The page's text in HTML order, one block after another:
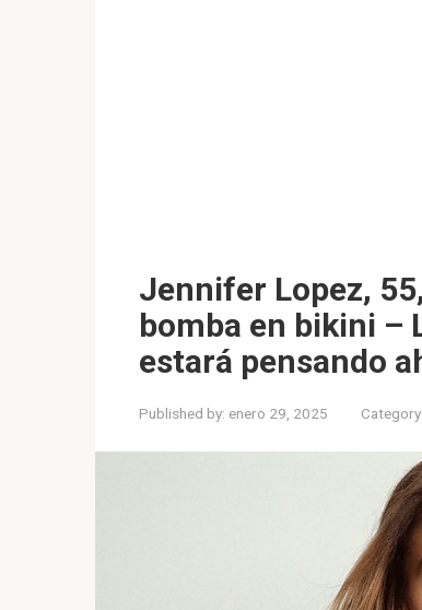
Jennifer Lopez,
bomba en bikini –
estará pensando
Published by: enero 29, 2025 Category: